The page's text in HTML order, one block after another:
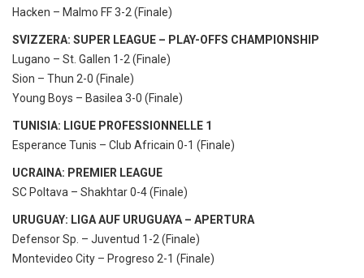
Hacken – Malmo FF 3-2 (Finale)
SVIZZERA: SUPER LEAGUE – PLAY-OFFS CHAMPIONSHIP
Lugano – St. Gallen 1-2 (Finale)
Sion – Thun 2-0 (Finale)
Young Boys – Basilea 3-0 (Finale)
TUNISIA: LIGUE PROFESSIONNELLE 1
Esperance Tunis – Club Africain 0-1 (Finale)
UCRAINA: PREMIER LEAGUE
SC Poltava – Shakhtar 0-4 (Finale)
URUGUAY: LIGA AUF URUGUAYA – APERTURA
Defensor Sp. – Juventud 1-2 (Finale)
Montevideo City – Progreso 2-1 (Finale)